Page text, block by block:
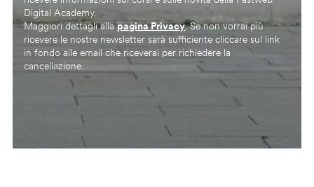
Digital Academy.
Maggiori dettagli allapagina Privacy. Se non vorrai più
ricevere le nostre newsletter sarà sufficiente cliccare sul link
in fondo alle email che riceverai per richiedere la
cancellazione.